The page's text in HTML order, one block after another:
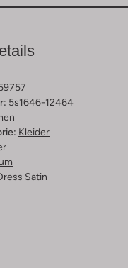
5s1646-12464
Kleider
Satin